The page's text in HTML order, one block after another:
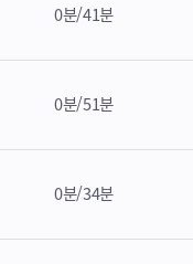
0분/41분
0분/51분
0분/34분